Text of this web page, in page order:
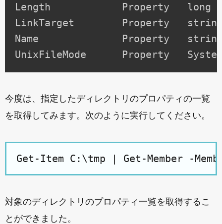
Length            Property   long
LinkTarget        Property
Name              Property   string
今度は、指定したディレクトリのプロパティの一覧
を取得してみます。次のように実行してください。
対象のディレクトリのプロパティ一覧を取得するこ
とができました。